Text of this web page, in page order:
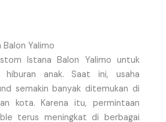
Yalimo
Istana Balon Yalimo untuk
hiburan anak. Saat ini, usaha
semakin banyak ditemukan di
kota. Karena itu, permintaan
terus meningkat di berbagai